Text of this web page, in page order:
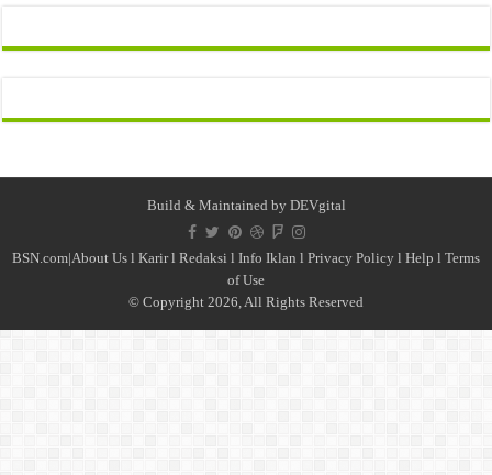
Build & Maintained by DEVgital
BSN.com|About Us l Karirl Redaksi l Info Iklan l Privacy Policy l Help l Terms
of Use
© Copyright 2026, All Rights Reserved